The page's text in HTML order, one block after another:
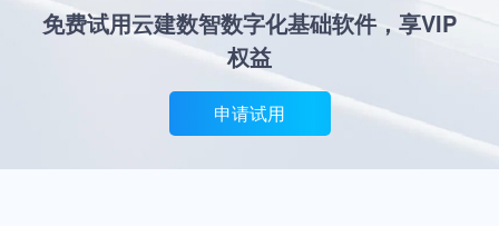
免费试用云建数智数字化基础软件，享VIP
权益
申请试用